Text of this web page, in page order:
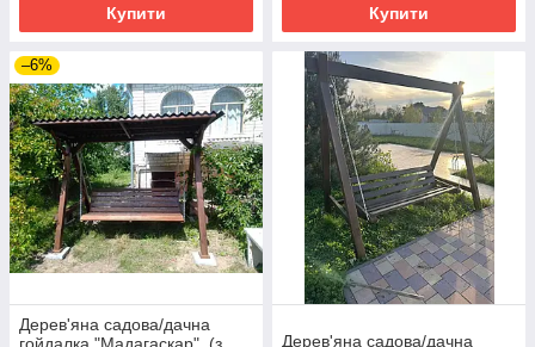
Купити Купити
–6%
Дерев'яна садова/дачна
Дерев'яна садова/дачна